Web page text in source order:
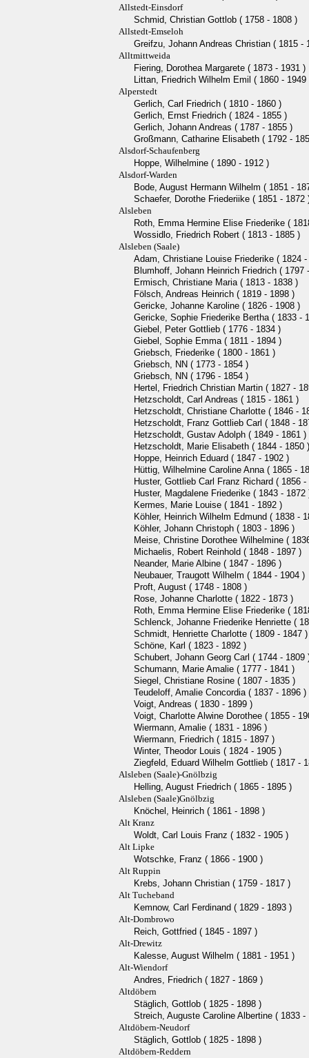
Allstedt-Einsdorf
Schmid, Christian Gottlob ( 1758 - 1808 )
Allstedt-Emseloh
Greifzu, Johann Andreas Christian ( 1815 -
Alltmittweida
Fiering, Dorothea Margarete ( 1873 - 1931 )
Littan, Friedrich Wilhelm Emil ( 1860 - 1949
Alperstedt
Gerlich, Carl Friedrich ( 1810 - 1860 )
Gerlich, Ernst Friedrich ( 1824 - 1855 )
Gerlich, Johann Andreas ( 1787 - 1855 )
Großmann, Catharine Elisabeth ( 1792 -
Alsdorf-Schaufenberg
Hoppe, Wilhelmine ( 1890 - 1912 )
Alsdorf-Warden
Bode, August Hermann Wilhelm ( 1851 -
Schaefer, Dorothe Friederiike ( 1851 - 1872
Alsleben
Roth, Emma Hermine Elise Friederike (
Wossidlo, Friedrich Robert ( 1813 - 1885 )
Alsleben (Saale)
Adam, Christiane Louise Friederike ( 1824 -
Blumhoff, Johann Heinrich Friedrich ( 1797
Ermisch, Christiane Maria ( 1813 - 1838 )
Fölsch, Andreas Heinrich ( 1819 - 1898 )
Gericke, Johanne Karoline ( 1826 - 1908 )
Gericke, Sophie Friederike Bertha ( 1833 -
Giebel, Peter Gottlieb ( 1776 - 1834 )
Giebel, Sophie Emma ( 1811 - 1894 )
Griebsch, Friederike ( 1800 - 1861 )
Griebsch, NN ( 1773 - 1854 )
Griebsch, NN ( 1796 - 1854 )
Hertel, Friedrich Christian Martin ( 1827 -
Hetzscholdt, Carl Andreas ( 1815 - 1861 )
Hetzscholdt, Christiane Charlotte ( 1846 -
Hetzscholdt, Franz Gottlieb Carl ( 1848 -
Hetzscholdt, Gustav Adolph ( 1849 - 1861 )
Hetzscholdt, Marie Elisabeth ( 1844 - 1850 )
Hoppe, Heinrich Eduard ( 1847 - 1902 )
Hüttig, Wilhelmine Caroline Anna ( 1865 -
Huster, Gottlieb Carl Franz Richard ( 1856 -
Huster, Magdalene Friederike ( 1843 - 1872
Kermes, Marie Louise ( 1841 - 1892 )
Köhler, Heinrich Wilhelm Edmund ( 1838 -
Köhler, Johann Christoph ( 1803 - 1896 )
Meise, Christine Dorothee Wilhelmine (
Michaelis, Robert Reinhold ( 1848 - 1897 )
Neander, Marie Albine ( 1847 - 1896 )
Neubauer, Traugott Wilhelm ( 1844 - 1904 )
Proft, August ( 1748 - 1808 )
Rose, Johanne Charlotte ( 1822 - 1873 )
Roth, Emma Hermine Elise Friederike (
Schlenck, Johanne Friederike Henriette (
Schmidt, Henriette Charlotte ( 1809 - 1847 )
Schöne, Karl ( 1823 - 1892 )
Schubert, Johann Georg Carl ( 1744 - 1809
Schumann, Marie Amalie ( 1777 - 1841 )
Siegel, Christiane Rosine ( 1807 - 1835 )
Teudeloff, Amalie Concordia ( 1837 - 1896 )
Voigt, Andreas ( 1830 - 1899 )
Voigt, Charlotte Alwine Dorothee ( 1855 -
Wiermann, Amalie ( 1831 - 1896 )
Wiermann, Friedrich ( 1815 - 1897 )
Winter, Theodor Louis ( 1824 - 1905 )
Ziegfeld, Eduard Wilhelm Gottlieb ( 1817 -
Alsleben (Saale)-Gnölbzig
Helling, August Friedrich ( 1865 - 1895 )
Alsleben (Saale)Gnölbzig
Knöchel, Heinrich ( 1861 - 1898 )
Alt Kranz
Woldt, Carl Louis Franz ( 1832 - 1905 )
Alt Lipke
Wotschke, Franz ( 1866 - 1900 )
Alt Ruppin
Krebs, Johann Christian ( 1759 - 1817 )
Alt Tucheband
Kemnow, Carl Ferdinand ( 1829 - 1893 )
Alt-Dombrowo
Reich, Gottfried ( 1845 - 1897 )
Alt-Drewitz
Kalesse, August Wilhelm ( 1881 - 1951 )
Alt-Wiendorf
Andres, Friedrich ( 1827 - 1869 )
Altdöbern
Stäglich, Gottlob ( 1825 - 1898 )
Streich, Auguste Caroline Albertine ( 1833 -
Altdöbern-Neudorf
Stäglich, Gottlob ( 1825 - 1898 )
Altdöbern-Reddern